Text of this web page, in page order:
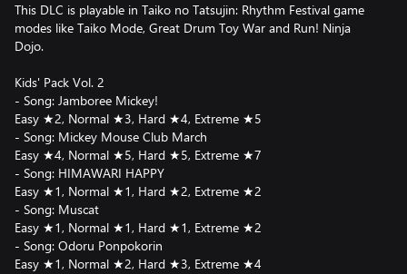
This DLC is playable in Taiko no Tatsujin: Rhythm Festival game
modes like Taiko Mode, Great Drum Toy War and Run! Ninja
Dojo.
Kids' Pack Vol. 2
- Song: Jamboree Mickey!
Easy ★2, Normal ★3, Hard ★4, Extreme ★5
- Song: Mickey Mouse Club March
Easy ★4, Normal ★5, Hard ★5, Extreme ★7
- Song: HIMAWARI HAPPY
Easy ★1, Normal ★1, Hard ★2, Extreme ★2
- Song: Muscat
Easy ★1, Normal ★1, Hard ★1, Extreme ★2
- Song: Odoru Ponpokorin
Easy ★1, Normal ★2, Hard ★3, Extreme ★4